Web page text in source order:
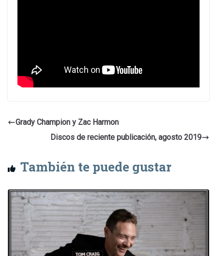
Grady Champion y Zac Harmon
Discos de reciente publicación, agosto 2019
También te puede gustar